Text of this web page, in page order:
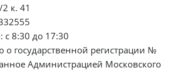
к. 41
с 8:30 до 17:30
о государственной регистрации №
Администрацией Московского